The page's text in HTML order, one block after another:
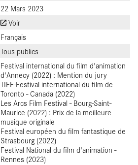
22 Mars 2023
Voir
Français
Tous publics
Festival international du film d'animation
d'Annecy (2022) : Mention du jury
TIFF-Festival international du film de
Toronto - Canada (2022)
Les Arcs Film Festival - Bourg-Saint-
Maurice (2022) : Prix de la meilleure
musique originale
Festival européen du film fantastique de
Strasbourg (2022)
Festival National du film d'animation -
Rennes (2023)